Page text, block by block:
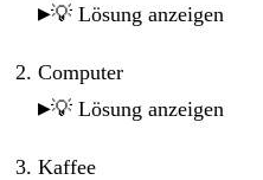
💡 Lösung anzeigen
Computer
💡 Lösung anzeigen
Kaffee